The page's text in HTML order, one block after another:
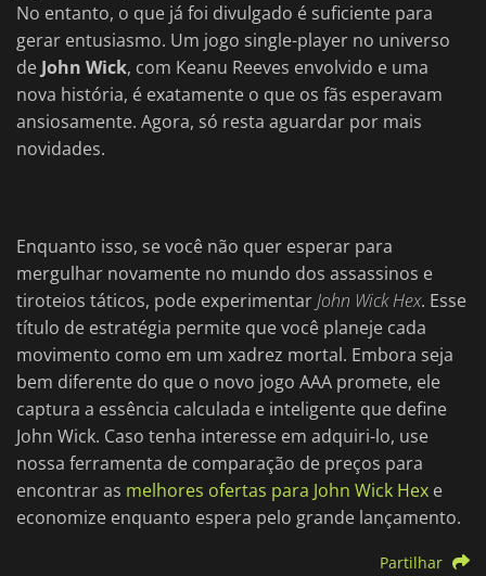
No entanto, o que já foi divulgado é suficiente para
gerar entusiasmo. Um jogo single-player no universo
de John Wick, com Keanu Reeves envolvido e uma
nova história, é exatamente o que os fãs esperavam
ansiosamente. Agora, só resta aguardar por mais
novidades.
Enquanto isso, se você não quer esperar para
mergulhar novamente no mundo dos assassinos e
tiroteios táticos, pode experimentar John Wick Hex. Esse
título de estratégia permite que você planeje cada
movimento como em um xadrez mortal. Embora seja
bem diferente do que o novo jogo AAA promete, ele
captura a essência calculada e inteligente que define
John Wick. Caso tenha interesse em adquiri-lo, use
nossa ferramenta de comparação de preços para
encontrar as melhores ofertas para John Wick Hex e
economize enquanto espera pelo grande lançamento.
Partilhar